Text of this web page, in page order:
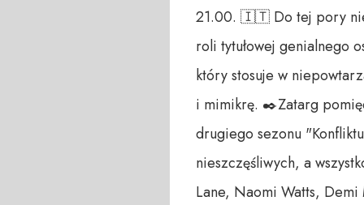
21.00. 🇮🇹 Do tej pory nie
roli tytułowej genialnego
który stosuje w
i mimikrę. ✒️Zatarg
drugiego sezonu
nieszczęśliwych, a
Lane, Naomi Watts,